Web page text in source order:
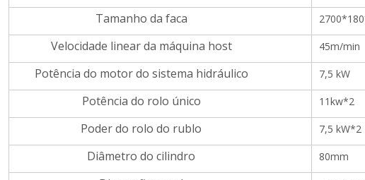
Tamanho da faca
Velocidade linear da máquina host 45m/min
Potência do motor do sistema hidráulico 7,5 kW
Potência do rolo único 11kw*2
Poder do rolo do rublo 7,5 kW*2
Diâmetro do cilindro 80mm